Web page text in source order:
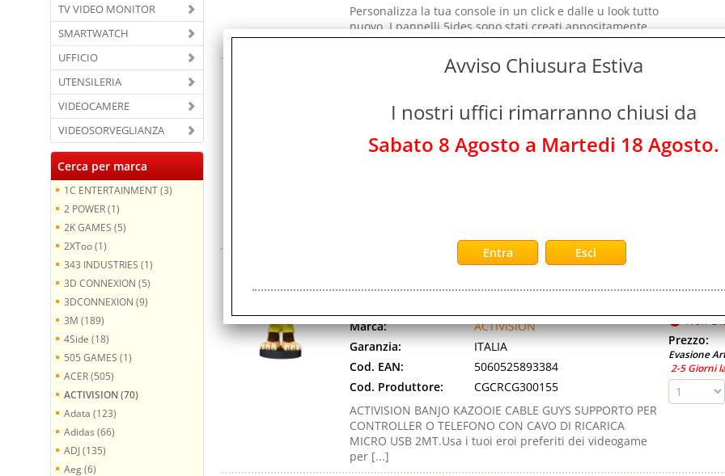
TV VIDEO MONITOR
SMARTWATCH
UFFICIO
UTENSILERIA
VIDEOCAMERE
VIDEOSORVEGLIANZA
Cerca per marca
1C ENTERTAINMENT (3)
2 POWER (1)
2K GAMES (5)
2XToo (1)
343 INDUSTRIES (1)
3D CONNEXION (5)
3DCONNEXION (9)
3M (189)
4Side (18)
505 GAMES (1)
ACER (505)
ACTIVISION (70)
Adata (123)
Adidas (66)
ADJ (135)
Aeg (6)
Personalizza la tua console in un click e dalle u look tutto
nuovo. I pannelli 5ides sono stati creati appositamente
con un design esclusivo: gli [...]
ACTIVISION 88408IT NINTENDO SWITCH CRASH TEAM
ACTIVISION
Garanzia:
ITALIA
5030917279713
Non
Evasione
2-5 Giorni
ACTIVISION BANJO KAZOOIE CABLE GUYS SUPPORTO PER
Marca:
ACTIVISION
Garanzia:
ITALIA
Cod. EAN:
5060525893384
Cod. Produttore:
CGCRCG300155
ACTIVISION BANJO KAZOOIE CABLE GUYS SUPPORTO PER
CONTROLLER O TELEFONO CON CAVO DI RICARICA
MICRO USB 2MT.Usa i tuoi eroi preferiti dei videogame
per [...]
Non
Prezzo:
Evasione
2-5 Giorni
Avviso Chiusura Estiva
I nostri uffici rimarranno chiusi da
Sabato 8 Agosto a Martedi 18 Agosto.